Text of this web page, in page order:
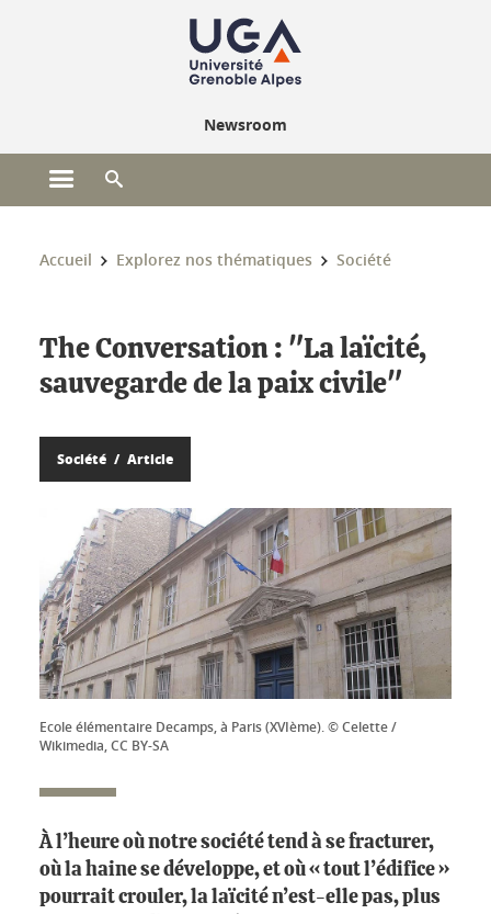
Newsroom
Ouvrir le menu principal
Vous êtes ici :
Accueil Explorez nos thématiques Société
The Conversation : "La laïcité,
sauvegarde de la paix civile"
Société Article
Ecole élémentaire Decamps, à Paris (XVIème). © Celette /
Wikimedia, CC BY-SA
À l’heure où notre société tend à se fracturer,
où la haine se développe, et où « tout l’édifice »
pourrait crouler, la laïcité n’est-elle pas, plus